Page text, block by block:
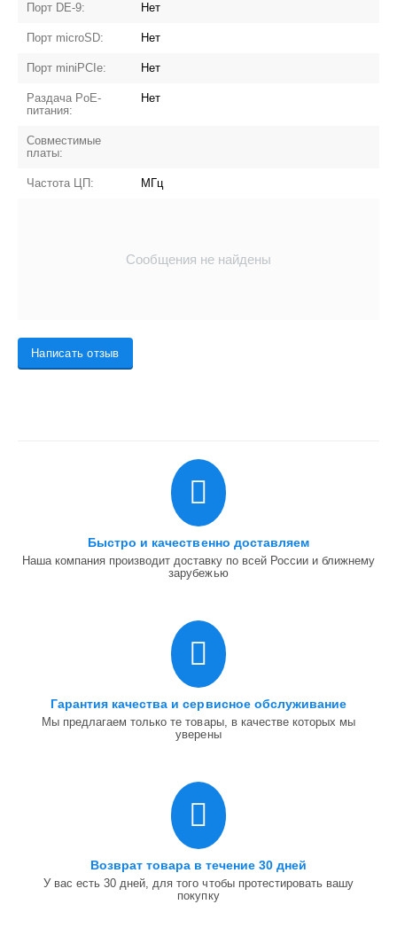
Порт DE-9: Нет
Порт microSD: Нет
Порт miniPCIe: Нет
Раздача PoE-
питания:
Нет
Совместимые
платы:
Частота ЦП: МГц
Сообщения не найдены
Написать отзыв
Быстро и качественно доставляем
Наша компания производит доставку по всей России и ближнему
зарубежью
Гарантия качества и сервисное обслуживание
Мы предлагаем только те товары, в качестве которых мы
уверены
Возврат товара в течение 30 дней
У вас есть 30 дней, для того чтобы протестировать вашу
покупку